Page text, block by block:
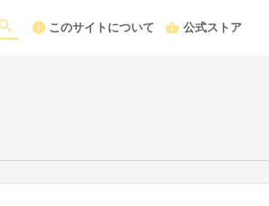
このサイトについて 公式ストア